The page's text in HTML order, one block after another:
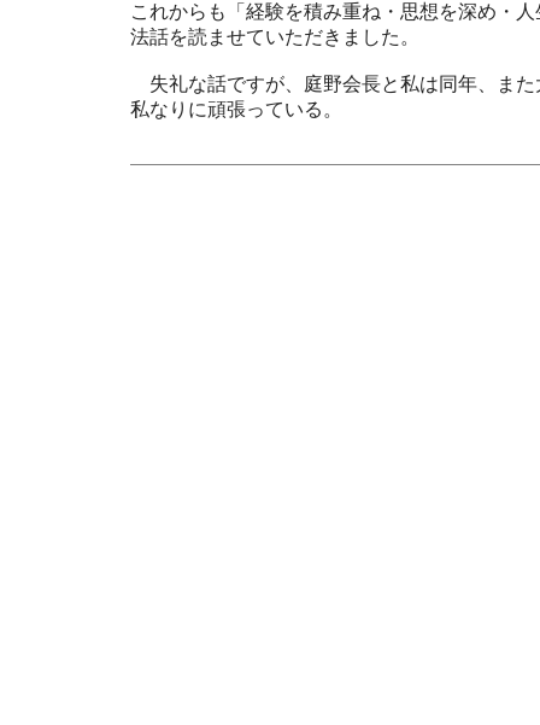
これからも「経験を積み重ね・思想を深め・
法話を読ませていただきました。
失礼な話ですが、庭野会長と私は同年、ま
私なりに頑張っている。